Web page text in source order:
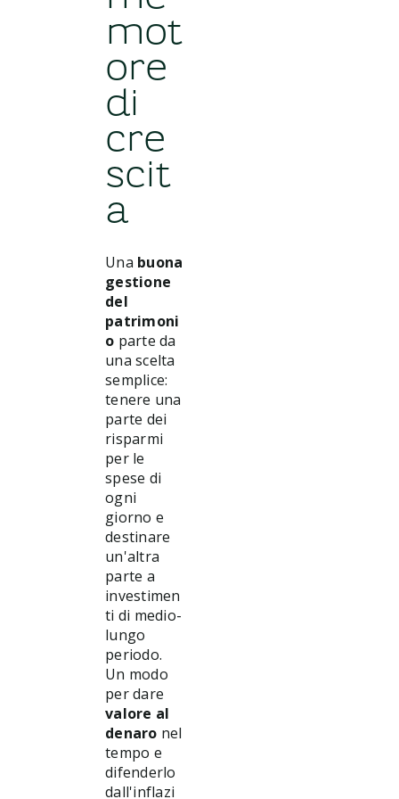
mot
ore
di
cre
scit
a
Una buona
gestione
del
patrimoni
o parte da
una scelta
semplice:
tenere una
parte dei
risparmi
per le
spese di
ogni
giorno e
destinare
un'altra
parte a
investimen
ti di medio-
lungo
periodo.
Un modo
per dare
valore al
denaro nel
tempo e
difenderlo
dall'inflazi